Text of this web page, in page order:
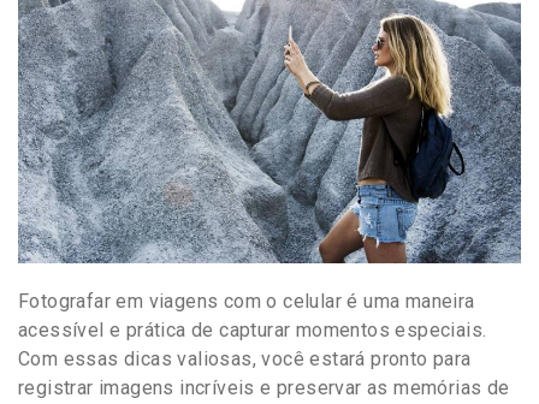
Fotografar em viagens com o celular é uma maneira
acessível e prática de capturar momentos especiais.
Com essas dicas valiosas, você estará pronto para
registrar imagens incríveis e preservar as memórias de